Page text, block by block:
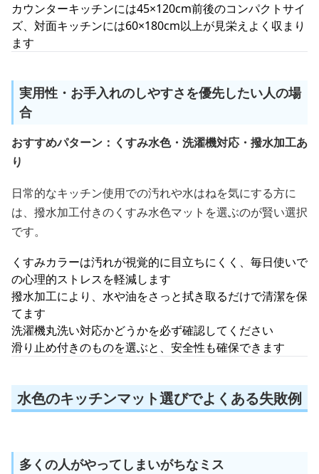
カウンターキッチンには45×120cm前後のコンパクトサイ
ズ、対面キッチンには60×180cm以上が見栄えよく収まり
ます
実用性・お手入れのしやすさを優先したい人の場
合
おすすめパターン：くすみ水色・洗濯機対応・撥水加工あ
り
日常的なキッチン使用での汚れや水はねを気にする方に
は、撥水加工付きのくすみ水色マットを選ぶのが賢い選択
です。
くすみカラーは汚れが視覚的に目立ちにくく、毎日使いで
の心理的ストレスを軽減します
撥水加工により、水や油をさっと拭き取るだけで清潔を保
てます
洗濯機丸洗い対応かどうかを必ず確認してください
滑り止め付きのものを選ぶと、安全性も確保できます
水色のキッチンマット選びでよくある失敗例
多くの人がやってしまいがちなミス